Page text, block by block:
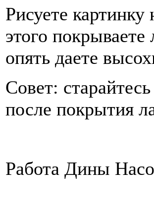
Рисуете
этого
опять даете
Совет:
после покрытия
Работа Дины